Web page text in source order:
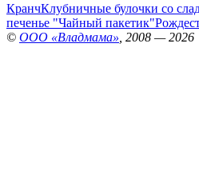
КранчКлубничные булочки со
печенье "Чайный пакетик"
© ООО «Владмама» , 2008 — 2026